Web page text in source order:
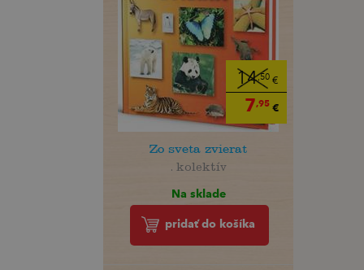
14,50€
7,95€
Zo sveta zvierat
. kolektív
Na sklade
pridať do košíka